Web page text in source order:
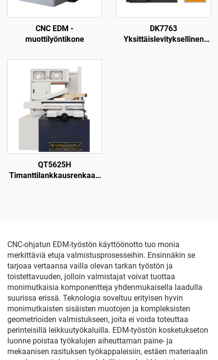
CNC EDM -
muottilyöntikone
DK7763
Yksittäislevityksellinen
QT5625H
Timanttilankkausrenkaan
CNC-ohjatun EDM-työstön käyttöönotto tuo monia
merkittäviä etuja valmistusprosesseihin. Ensinnäkin se
tarjoaa vertaansa vailla olevan tarkan työstön ja
toistettavuuden, jolloin valmistajat voivat tuottaa
monimutkaisia komponentteja yhdenmukaisella laadulla
suurissa erissä. Teknologia soveltuu erityisen hyvin
monimutkaisten sisäisten muotojen ja kompleksisten
geometrioiden valmistukseen, joita ei voida toteuttaa
perinteisillä leikkuutyökaluilla. EDM-työstön kosketukseton
luonne poistaa työkalujen aiheuttaman paine- ja
mekaanisen rasituksen työkappaleisiin, estäen materiaalin